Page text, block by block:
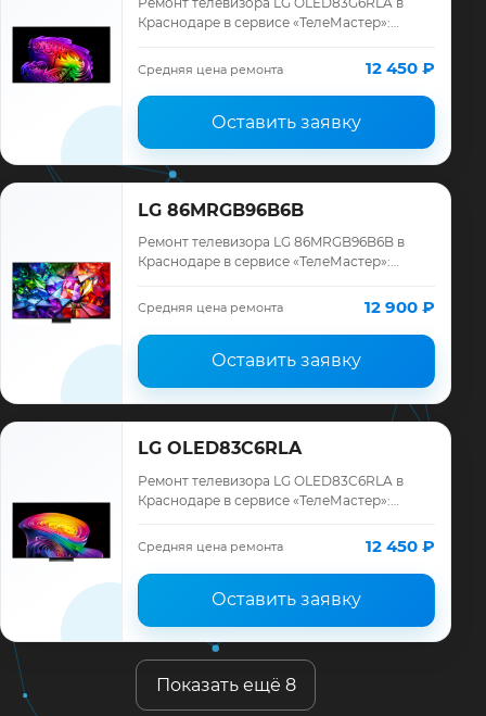
Краснодаре в сервисе «ТелеМастер»:
запчасти и гарантия до 12 месяцев.
Средняя цена ремонта 12 450 ₽
Оставить заявку
LG 86MRGB96B6B
Ремонт телевизора LG 86MRGB96B6B в
Краснодаре в сервисе «ТелеМастер»:
запчасти и гарантия до 12 месяцев.
Средняя цена ремонта 12 900 ₽
Оставить заявку
LG OLED83C6RLA
Ремонт телевизора LG OLED83C6RLA в
Краснодаре в сервисе «ТелеМастер»:
запчасти и гарантия до 12 месяцев.
Средняя цена ремонта 12 450 ₽
Оставить заявку
Показать ещё 8